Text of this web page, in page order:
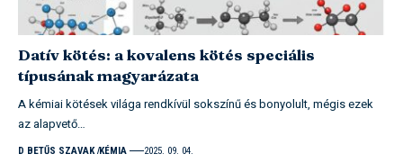
Datív kötés: a kovalens kötés speciális
típusának magyarázata
A kémiai kötések világa rendkívül sokszínű és bonyolult, mégis ezek
az alapvető…
D BETŰS SZAVAK KÉMIA 2025. 09. 04.